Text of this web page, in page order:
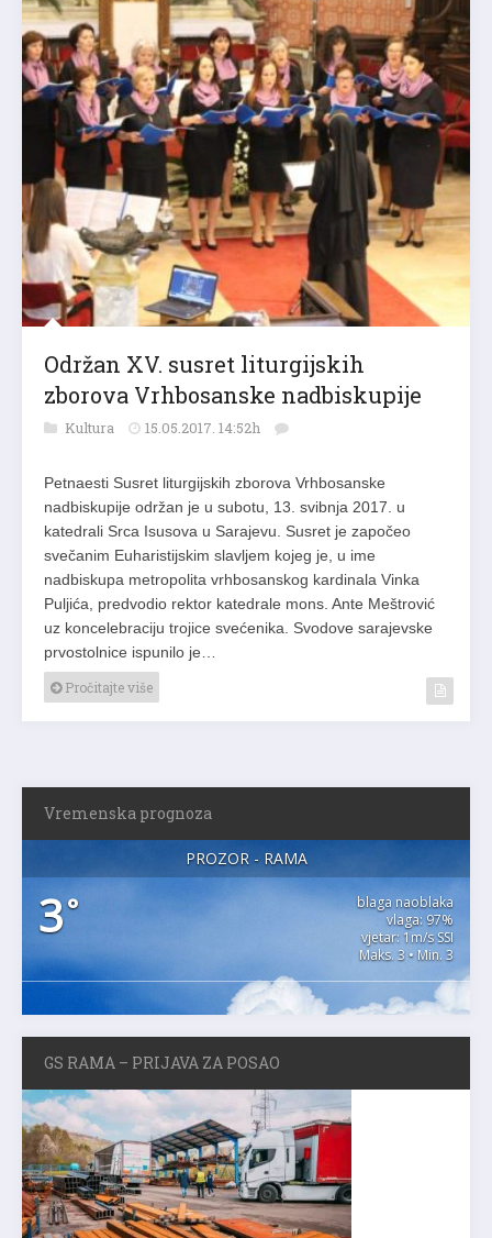
Održan XV. susret liturgijskih
zborova Vrhbosanske nadbiskupije
Kultura 15.05.2017. 14:52h
Petnaesti Susret liturgijskih zborova Vrhbosanske
nadbiskupije održan je u subotu, 13. svibnja 2017. u
katedrali Srca Isusova u Sarajevu. Susret je započeo
svečanim Euharistijskim slavljem kojeg je, u ime
nadbiskupa metropolita vrhbosanskog kardinala Vinka
Puljića, predvodio rektor katedrale mons. Ante Meštrović
uz koncelebraciju trojice svećenika. Svodove sarajevske
prvostolnice ispunilo je…
Pročitajte više
Vremenska prognoza
PROZOR - RAMA
3°
blaga naoblaka
vlaga: 97%
vjetar: 1m/s SSI
Maks. 3 • Min. 3
GS RAMA – PRIJAVA ZA POSAO